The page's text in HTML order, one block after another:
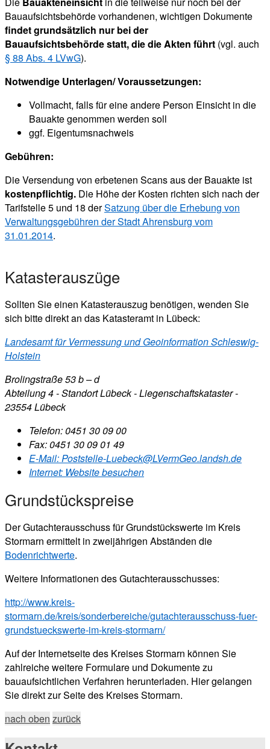
Bauaufsichtsbehörde vorhandenen, wichtigen Dokumente
findet grundsätzlich nur bei der
Bauaufsichtsbehördestatt, die die Akten führt (vgl. auch
§ 88 Abs. 4 LVwG).
Notwendige Unterlagen/ Voraussetzungen:
Vollmacht, falls für eine andere Person Einsicht in die
Bauakte genommen werden soll
ggf. Eigentumsnachweis
Gebühren:
Die Versendung von erbetenen Scans aus der Bauakte ist
kostenpflichtig. Die Höhe der Kosten richten sich nach der
Tarifstelle 5 und 18 derSatzung über die Erhebung von
Verwaltungsgebühren der Stadt Ahrensburg vom
31.01.2014.
Katasterauszüge
Sollten Sie einen Katasterauszug benötigen, wenden Sie
sich bitte direkt an das Katasteramt in Lübeck:
Landesamt für Vermessung und Geoinformation Schleswig-
Holstein
Brolingstraße 53 b – d
Abteilung 4 - Standort Lübeck - Liegenschaftskataster -
23554 Lübeck
Telefon:0451 30 09 00
Fax:0451 30 09 01 49
E-Mail:Poststelle-Luebeck@LVermGeo.landsh.de
Internet: Website besuchen
Grundstückspreise
Der Gutachterausschuss für Grundstückswerte im Kreis
Stormarn ermittelt in zweijährigen Abständen die
Bodenrichtwerte.
Weitere Informationen des Gutachterausschusses:
http://www.kreis-
stormarn.de/kreis/sonderbereiche/gutachterausschuss-fuer-
grundstueckswerte-im-kreis-stormarn/
Auf der Internetseite des Kreises Stormarn können Sie
zahlreiche weitere Formulare und Dokumente zu
bauaufsichtlichen Verfahren herunterladen. Hier gelangen
Sie direkt zur Seite des Kreises Stormarn.
nach oben zurück